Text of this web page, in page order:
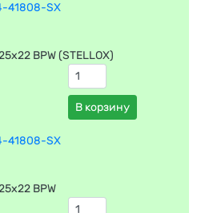
41808-SX
BPW (STELLOX)
В корзину
41808-SX
BPW